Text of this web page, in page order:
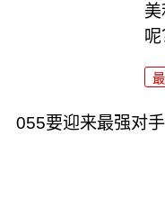
055要迎来最强对